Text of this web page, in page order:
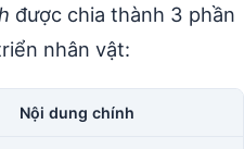
được chia thành 3 phần
nhân vật:
Nội dung chính